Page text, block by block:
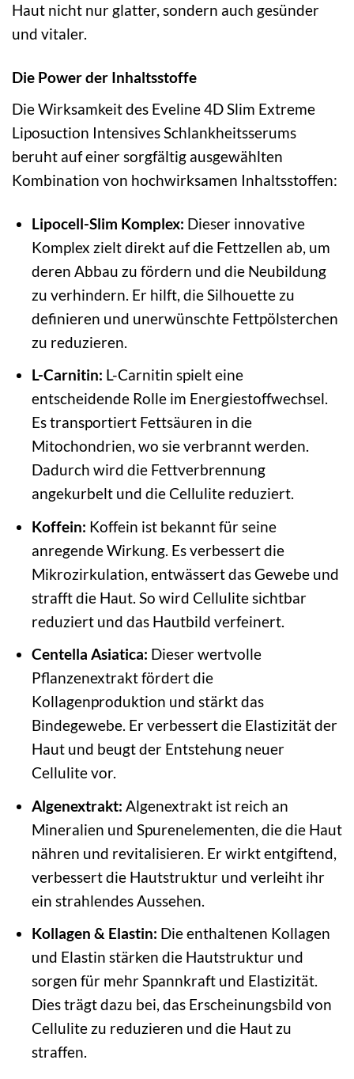
Haut nicht nur glatter, sondern auch gesünder
und vitaler.
Die Power der Inhaltsstoffe
Die Wirksamkeit des Eveline 4D Slim Extreme
Liposuction Intensives Schlankheitsserums
beruht auf einer sorgfältig ausgewählten
Kombination von hochwirksamen Inhaltsstoffen:
Lipocell-Slim Komplex: Dieser innovative
Komplex zielt direkt auf die Fettzellen ab, um
deren Abbau zu fördern und die Neubildung
zu verhindern. Er hilft, die Silhouette zu
definieren und unerwünschte Fettpölsterchen
zu reduzieren.
L-Carnitin: L-Carnitin spielt eine
entscheidende Rolle im Energiestoffwechsel.
Es transportiert Fettsäuren in die
Mitochondrien, wo sie verbrannt werden.
Dadurch wird die Fettverbrennung
angekurbelt und die Cellulite reduziert.
Koffein: Koffein ist bekannt für seine
anregende Wirkung. Es verbessert die
Mikrozirkulation, entwässert das Gewebe und
strafft die Haut. So wird Cellulite sichtbar
reduziert und das Hautbild verfeinert.
Centella Asiatica: Dieser wertvolle
Pflanzenextrakt fördert die
Kollagenproduktion und stärkt das
Bindegewebe. Er verbessert die Elastizität der
Haut und beugt der Entstehung neuer
Cellulite vor.
Algenextrakt: Algenextrakt ist reich an
Mineralien und Spurenelementen, die die Haut
nähren und revitalisieren. Er wirkt entgiftend,
verbessert die Hautstruktur und verleiht ihr
ein strahlendes Aussehen.
Kollagen & Elastin: Die enthaltenen Kollagen
und Elastin stärken die Hautstruktur und
sorgen für mehr Spannkraft und Elastizität.
Dies trägt dazu bei, das Erscheinungsbild von
Cellulite zu reduzieren und die Haut zu
straffen.